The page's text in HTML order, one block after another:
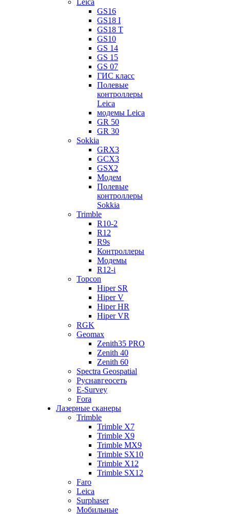
Leica
GS16
GS18 I
GS18 T
GS10
GS 14
GS 15
GS 07
ГИС класс
Полевые
контроллеры
Leica
модемы Leica
GR 50
GR 30
Sokkia
GRX3
GCX3
GSX2
Модем
Полевые
контроллеры
Sokkia
Trimble
R10-2
R12
R9s
Контроллеры
Модемы
R12-i
Topcon
Hiper SR
Hiper V
Hiper HR
Hiper VR
RGK
Geomax
Zenith35 PRO
Zenith 40
Zenith 60
Spectra Geospatial
Руснавгеосеть
E-Survey
Fora
Лазерные сканеры
Trimble
Trimble X7
Trimble X9
Trimble MX9
Trimble SX10
Trimble X12
Trimble SX12
Faro
Leica
Surphaser
Мобильные